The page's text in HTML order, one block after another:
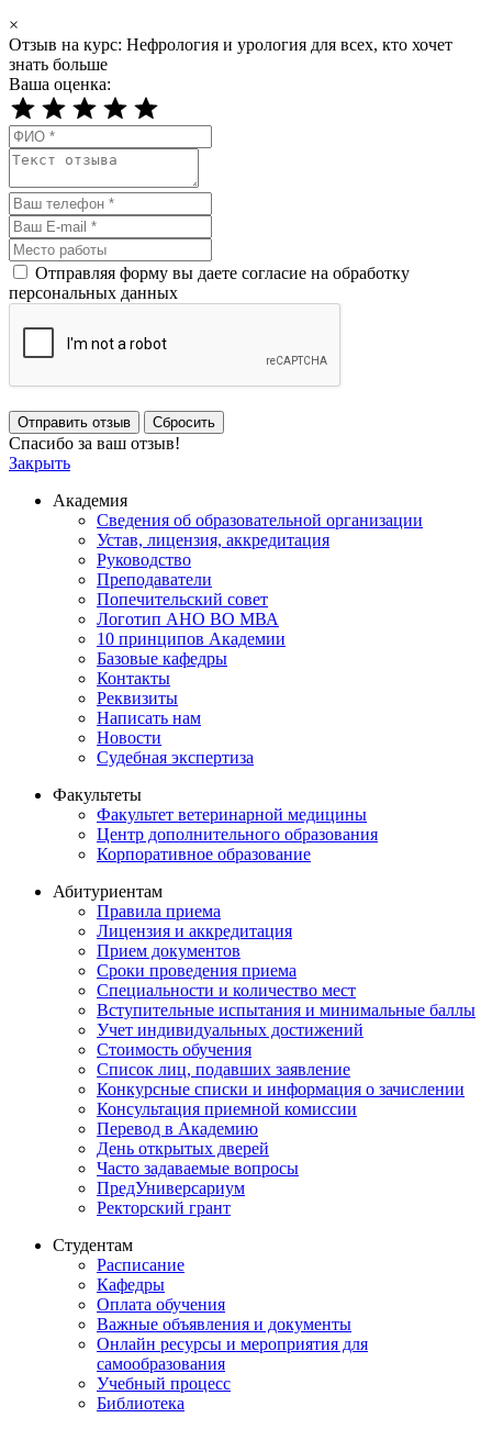
×
Отзыв на курс: Нефрология и урология для всех, кто хочет
знать больше
Ваша оценка:
Отправляя форму вы даете согласие на обработку
персональных данных
Отправить отзыв Сбросить
Спасибо за ваш отзыв!
Закрыть
Академия
Сведения об образовательной организации
Устав, лицензия, аккредитация
Руководство
Преподаватели
Попечительский совет
Логотип АНО ВО МВА
10 принципов Академии
Базовые кафедры
Контакты
Реквизиты
Написать нам
Новости
Судебная экспертиза
Факультеты
Факультет ветеринарной медицины
Центр дополнительного образования
Корпоративное образование
Абитуриентам
Правила приема
Лицензия и аккредитация
Прием документов
Сроки проведения приема
Специальности и количество мест
Вступительные испытания и минимальные баллы
Учет индивидуальных достижений
Стоимость обучения
Список лиц, подавших заявление
Конкурсные списки и информация о зачислении
Консультация приемной комиссии
Перевод в Академию
День открытых дверей
Часто задаваемые вопросы
ПредУниверсариум
Ректорский грант
Студентам
Расписание
Кафедры
Оплата обучения
Важные объявления и документы
Онлайн ресурсы и мероприятия для
самообразования
Учебный процесс
Библиотека